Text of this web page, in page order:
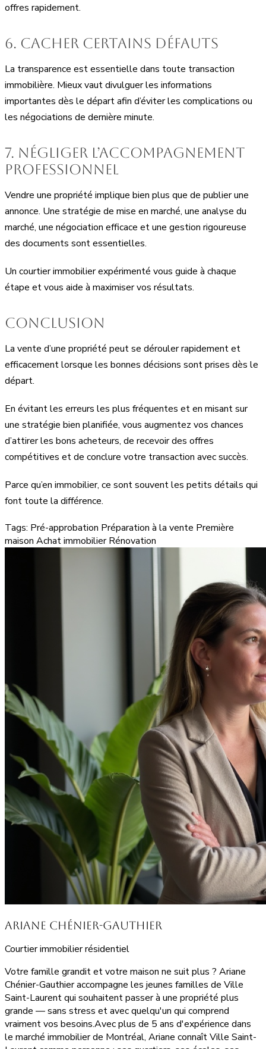
offres rapidement.
6. Cacher certains défauts
La transparence est essentielle dans toute transaction
immobilière. Mieux vaut divulguer les informations
importantes dès le départ afin d’éviter les complications ou
les négociations de dernière minute.
7. Négliger l’accompagnement
professionnel
Vendre une propriété implique bien plus que de publier une
annonce. Une stratégie de mise en marché, une analyse du
marché, une négociation efficace et une gestion rigoureuse
des documents sont essentielles.
Un courtier immobilier expérimenté vous guide à chaque
étape et vous aide à maximiser vos résultats.
Conclusion
La vente d’une propriété peut se dérouler rapidement et
efficacement lorsque les bonnes décisions sont prises dès le
départ.
En évitant les erreurs les plus fréquentes et en misant sur
une stratégie bien planifiée, vous augmentez vos chances
d’attirer les bons acheteurs, de recevoir des offres
compétitives et de conclure votre transaction avec succès.
Parce qu’en immobilier, ce sont souvent les petits détails qui
font toute la différence.
Tags: Pré-approbation Préparation à la vente Première
maison Achat immobilier Rénovation
Ariane Chénier-Gauthier
Courtier immobilier résidentiel
Votre famille grandit et votre maison ne suit plus ? Ariane
Chénier-Gauthier accompagne les jeunes familles de Ville
Saint-Laurent qui souhaitent passer à une propriété plus
grande — sans stress et avec quelqu'un qui comprend
vraiment vos besoins.Avec plus de 5 ans d'expérience dans
le marché immobilier de Montréal, Ariane connaît Ville Saint-